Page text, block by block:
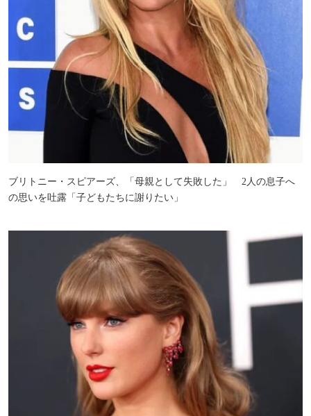
ブリトニー・スピアーズ、「母親として失敗した」 2人の息子へ
の思いを吐露「子どもたちに謝りたい」